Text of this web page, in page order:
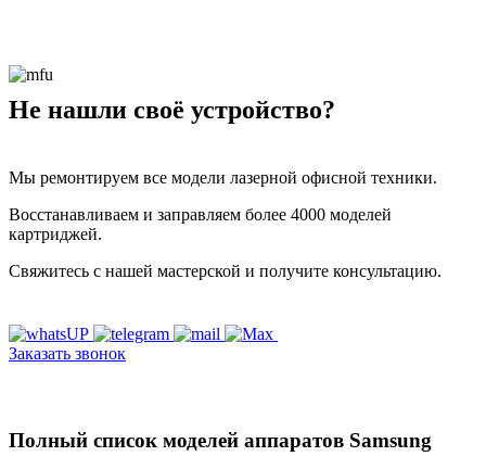
Не нашли своё устройство?
Мы ремонтируем все модели лазерной офисной техники.
Восстанавливаем и заправляем более 4000 моделей
картриджей.
Свяжитесь с нашей мастерской и получите консультацию.
Заказать звонок
Полный список моделей аппаратов Samsung